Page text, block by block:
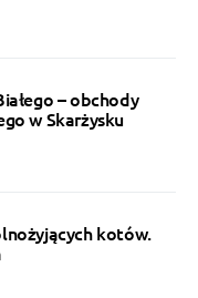
– obchody
w Skarżysku
kotów.